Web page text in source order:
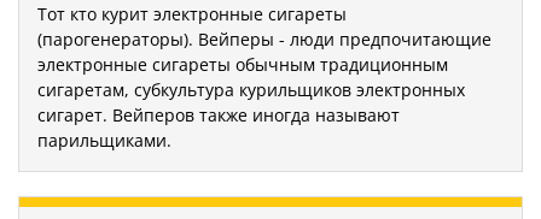
Тот кто курит электронные сигареты
(парогенераторы). Вейперы - люди предпочитающие
электронные сигареты обычным традиционным
сигаретам, субкультура курильщиков электронных
сигарет. Вейперов также иногда называют
парильщиками.